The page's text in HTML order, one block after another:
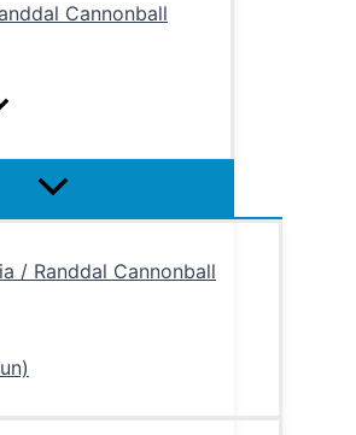
Cannonball
Menu
/ Randdal Cannonball